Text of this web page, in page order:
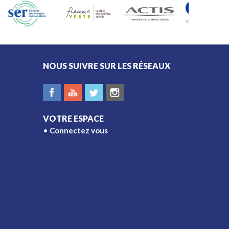
NOUS SUIVRE SUR LES RÉSEAUX
VOTRE ESPACE
Connectez vous